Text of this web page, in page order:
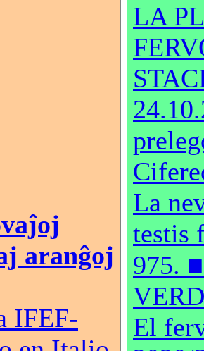
aranĝoj
IFEF-
LA
La
testis
975.
El